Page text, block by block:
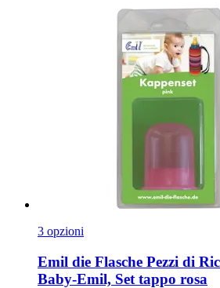
3 opzioni
Emil die Flasche Pezzi di
Baby-​Emil, Set tappo rosa